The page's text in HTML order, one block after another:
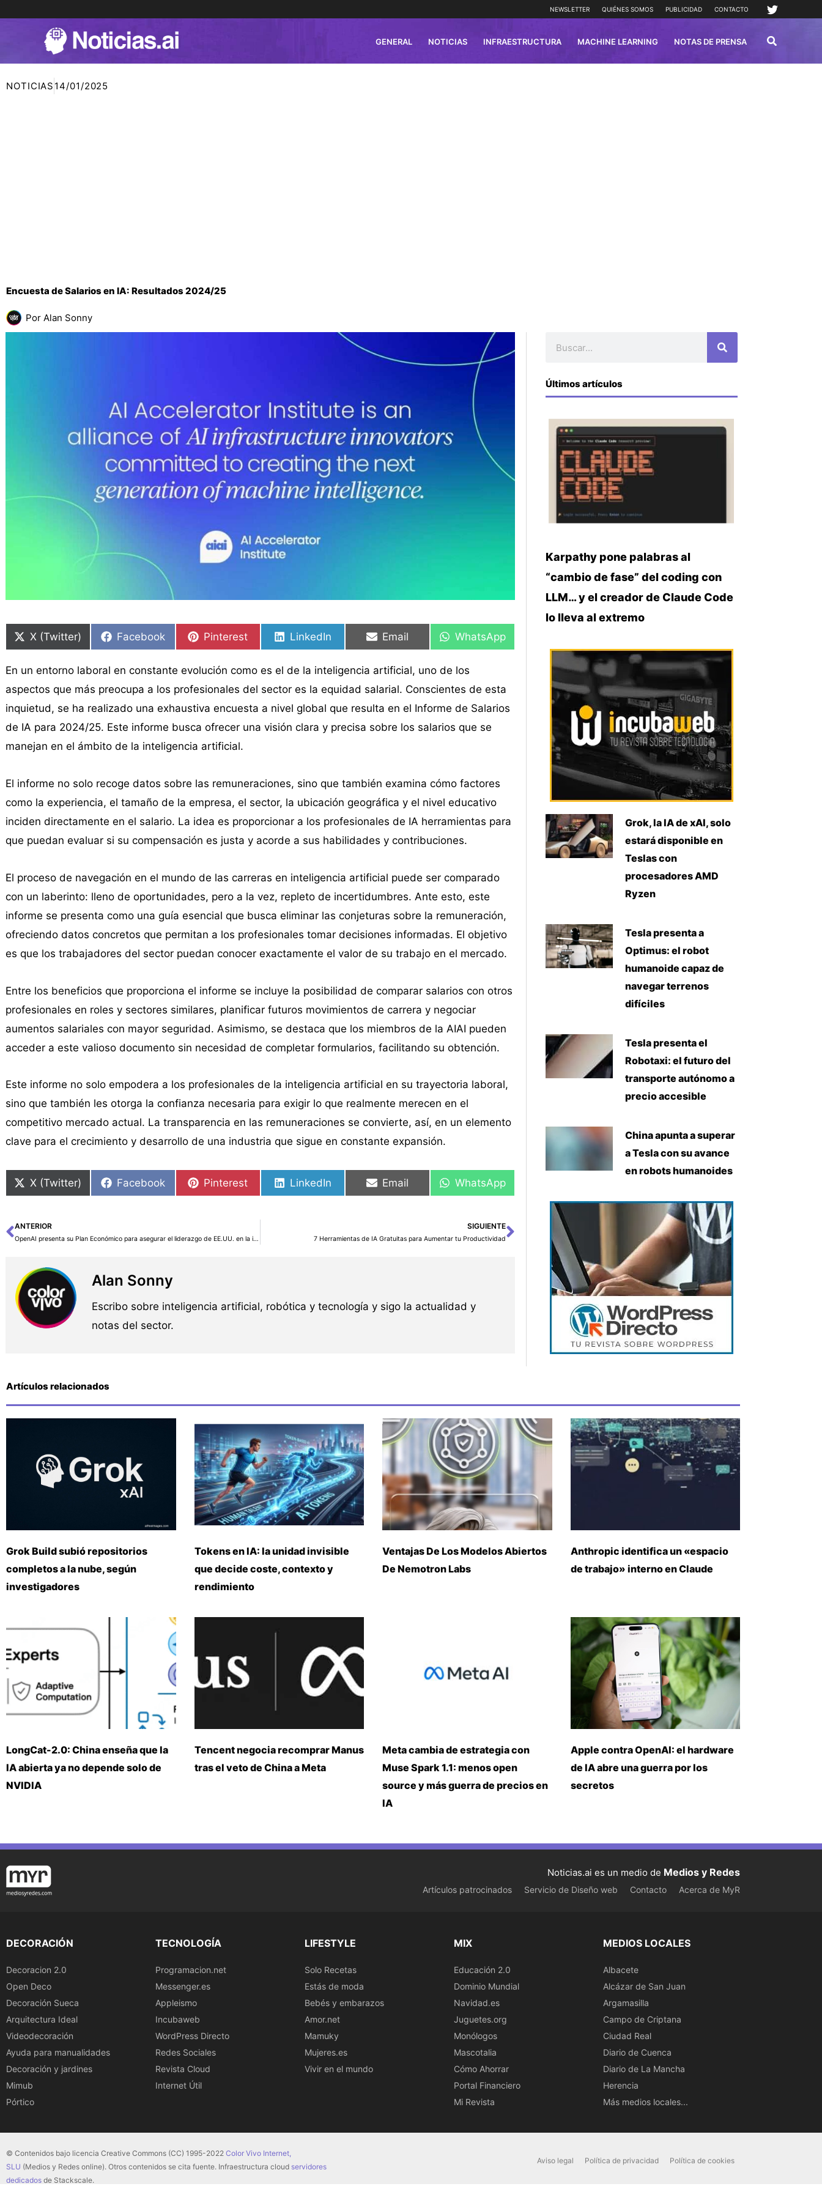
NEWSLETTER QUIÉNES SOMOS PUBLICIDAD CONTACTO
GENERAL NOTICIAS INFRAESTRUCTURA MACHINE LEARNING NOTAS DE PRENSA
NOTICIAS 14/01/2025
Encuesta de Salarios en IA: Resultados 2024/25
Por Alan Sonny
en
X (Twitter)
en
Facebook
en
Pinterest
en
LinkedIn
en
Email
en
WhatsApp
En un entorno laboral en constante evolución como es el de la inteligencia artificial, uno de los
aspectos que más preocupa a los profesionales del sector es la equidad salarial. Conscientes de esta
inquietud, se ha realizado una exhaustiva encuesta a nivel global que resulta en el Informe de Salarios
de IA para 2024/25. Este informe busca ofrecer una visión clara y precisa sobre los salarios que se
manejan en el ámbito de la inteligencia artificial.
El informe no solo recoge datos sobre las remuneraciones, sino que también examina cómo factores
como la experiencia, el tamaño de la empresa, el sector, la ubicación geográfica y el nivel educativo
inciden directamente en el salario. La idea es proporcionar a los profesionales de IA herramientas para
que puedan evaluar si su compensación es justa y acorde a sus habilidades y contribuciones.
El proceso de navegación en el mundo de las carreras en inteligencia artificial puede ser comparado
con un laberinto: lleno de oportunidades, pero a la vez, repleto de incertidumbres. Ante esto, este
informe se presenta como una guía esencial que busca eliminar las conjeturas sobre la remuneración,
ofreciendo datos concretos que permitan a los profesionales tomar decisiones informadas. El objetivo
es que los trabajadores del sector puedan conocer exactamente el valor de su trabajo en el mercado.
Entre los beneficios que proporciona el informe se incluye la posibilidad de comparar salarios con otros
profesionales en roles y sectores similares, planificar futuros movimientos de carrera y negociar
aumentos salariales con mayor seguridad. Asimismo, se destaca que los miembros de la AIAI pueden
acceder a este valioso documento sin necesidad de completar formularios, facilitando su obtención.
Este informe no solo empodera a los profesionales de la inteligencia artificial en su trayectoria laboral,
sino que también les otorga la confianza necesaria para exigir lo que realmente merecen en el
competitivo mercado actual. La transparencia en las remuneraciones se convierte, así, en un elemento
clave para el crecimiento y desarrollo de una industria que sigue en constante expansión.
en
X (Twitter)
en
Facebook
en
Pinterest
en
LinkedIn
en
Email
en
WhatsApp
Ant
ANTERIOR
OpenAI presenta su Plan Económico para asegurar el liderazgo de EE.UU. en la inteligencia artificial
SIGUIENTE
7 Herramientas de IA Gratuitas para Aumentar tu ProductividadSiguiente
Alan Sonny
Escribo sobre inteligencia artificial, robótica y tecnología y sigo la actualidad y
notas del sector.
Últimos artículos
Karpathy pone palabras al
“cambio de fase” del coding con
LLM… y el creador de Claude Code
lo lleva al extremo
Grok, la IA de xAI, solo
estará disponible en
Teslas con
procesadores AMD
Ryzen
Tesla presenta a
Optimus: el robot
humanoide capaz de
navegar terrenos
difíciles
Tesla presenta el
Robotaxi: el futuro del
transporte autónomo a
precio accesible
China apunta a superar
a Tesla con su avance
en robots humanoides
Artículos relacionados
Grok Build subió repositorios
completos a la nube, según
investigadores
Tokens en IA: la unidad invisible
que decide coste, contexto y
rendimiento
Ventajas De Los Modelos Abiertos
De Nemotron Labs
Anthropic identifica un «espacio
de trabajo» interno en Claude
LongCat-2.0: China enseña que la
IA abierta ya no depende solo de
NVIDIA
Tencent negocia recomprar Manus
tras el veto de China a Meta
Meta cambia de estrategia con
Muse Spark 1.1: menos open
source y más guerra de precios en
IA
Apple contra OpenAI: el hardware
de IA abre una guerra por los
secretos
Noticias.ai es un medio de Medios y Redes
Artículos patrocinados Servicio de Diseño web Contacto Acerca de MyR
DECORACIÓN
Decoracion 2.0
Open Deco
Decoración Sueca
Arquitectura Ideal
Videodecoración
Ayuda para manualidades
Decoración y jardines
Mimub
Pórtico
TECNOLOGÍA
Programacion.net
Messenger.es
Appleismo
Incubaweb
WordPress Directo
Redes Sociales
Revista Cloud
Internet Útil
LIFESTYLE
Solo Recetas
Estás de moda
Bebés y embarazos
Amor.net
Mamuky
Mujeres.es
Vivir en el mundo
MIX
Educación 2.0
Dominio Mundial
Navidad.es
Juguetes.org
Monólogos
Mascotalia
Cómo Ahorrar
Portal Financiero
Mi Revista
MEDIOS LOCALES
Albacete
Alcázar de San Juan
Argamasilla
Campo de Criptana
Ciudad Real
Diario de Cuenca
Diario de La Mancha
Herencia
Más medios locales...
© Contenidos bajo licencia Creative Commons (CC) 1995-2022 Color Vivo Internet,
SLU (Medios y Redes online). Otros contenidos se cita fuente. Infraestructura cloud servidores
dedicados de Stackscale.
Aviso legal Política de privacidad Política de cookies